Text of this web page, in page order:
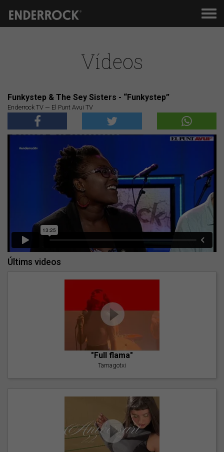
Vídeos
Funkystep & The Sey Sisters - “Funkystep”
Enderrock TV — El Punt Avui TV
Últims videos
"Full flama"
Tamagotxi